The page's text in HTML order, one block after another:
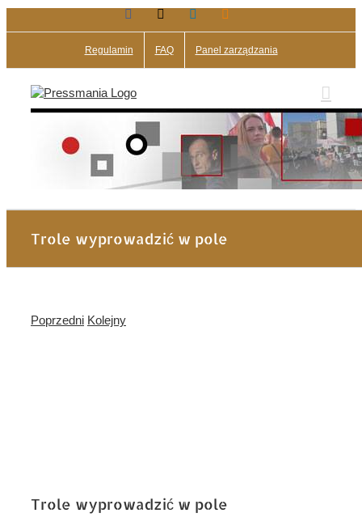
do
Facebook LinkedIn
Regulamin FAQ Panel zarządzania
Trole wyprowadzić w pole
Poprzedni Kolejny
Trole wyprowadzić w pole